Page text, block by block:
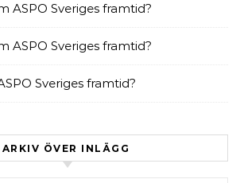
ASPO Sveriges framtid?
ASPO Sveriges framtid?
Sveriges framtid?
ARKIV ÖVER INLÄGG